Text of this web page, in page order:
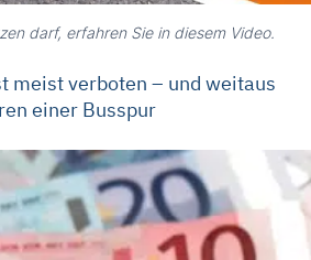
darf, erfahren Sie in diesem Video.
meist verboten – und weitaus
einer Busspur